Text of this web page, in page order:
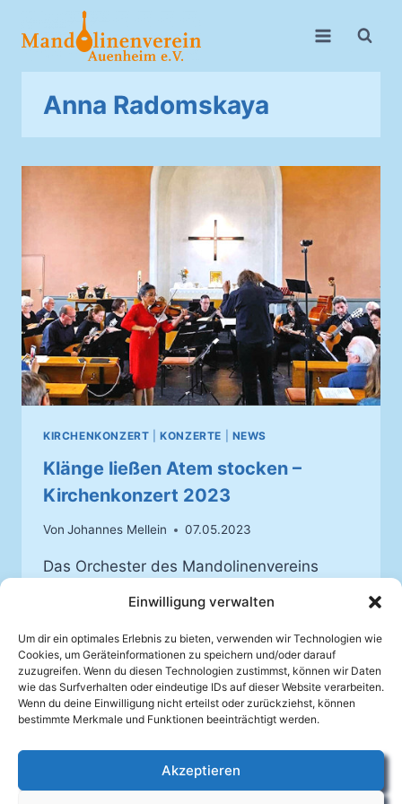
Einwilligung verwalten
Um dir ein optimales Erlebnis zu bieten, verwenden wir Technologien wie
Cookies, um Geräteinformationen zu speichern und/oder darauf
zuzugreifen. Wenn du diesen Technologien zustimmst, können wir Daten
wie das Surfverhalten oder eindeutige IDs auf dieser Website verarbeiten.
Wenn du deine Einwilligung nicht erteilst oder zurückziehst, können
bestimmte Merkmale und Funktionen beeinträchtigt werden.
Akzeptieren
Inhalt
Anna Radomskaya
KIRCHENKONZERT |KONZERTE NEWS
Klänge ließen Atem stocken –
Kirchenkonzert 2023
Von Johannes Mellein 07.05.2023
Das Orchester des Mandolinenvereins
Philippe Hummel, spielte wieder nach vier
Jahren Pause. Das Badische Zupforchester
war zu Gast.
WEITERLESENKLÄNGE
LIESSEN A
IRCHENKONZERT 2
Facebook